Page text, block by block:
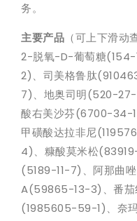
务。
主要产品 （可上下滑动
2-脱氧-D-葡萄糖
2)、司美格鲁肽
7)、地奥司明(520-
酸右美沙芬(6700-34-
甲磺酸达拉非尼
4)、糠酸莫米松
(5189-11-7)、阿那曲
A(59865-13-3)、番
(1985605-59-1)、奈